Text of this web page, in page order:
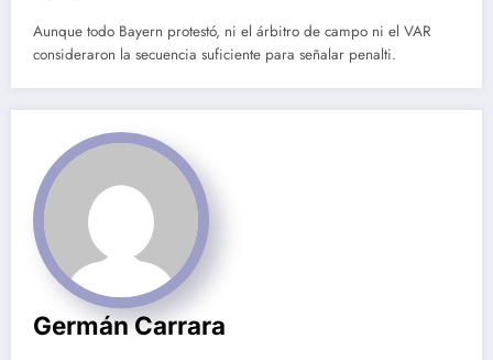
Aunque todo Bayern protestó, ni el árbitro de campo ni el VAR
consideraron la secuencia suficiente para señalar penalti.
Germán Carrara